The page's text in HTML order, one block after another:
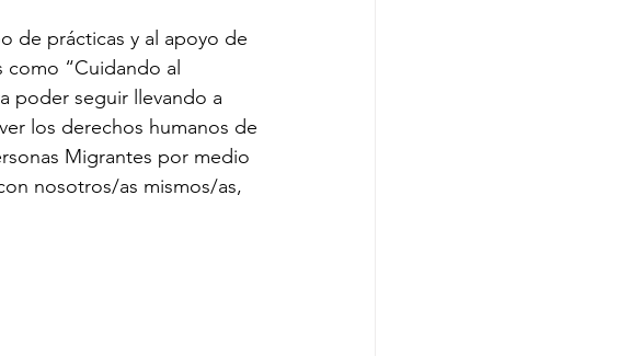
de prácticas y al apoyo de
“Cuidando al
poder seguir llevando a
los derechos humanos de
Migrantes por medio
nosotros/as mismos/as,